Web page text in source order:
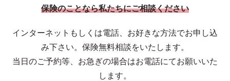
保険のことなら私たちにご相談ください
インターネットもしくは電話、お好きな方法でお申し込
み下さい。保険無料相談をいたします。
当日のご予約等、お急ぎの場合はお電話にてお願いいた
します。